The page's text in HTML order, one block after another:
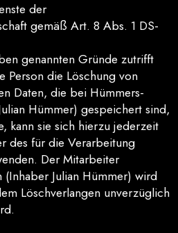
der
gemäß Art. 8 Abs. 1 DS-
genannten Gründe zutrifft
Person die Löschung von
Daten, die bei Hümmers-
Hümmer) gespeichert sind,
kann sie sich hierzu jederzeit
des für die Verarbeitung
Der Mitarbeiter
Julian Hümmer) wird
Löschverlangen unverzüglich